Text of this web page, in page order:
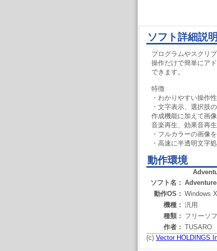
ソフト詳細説明
プログラムやスクリ
操作だけで簡単にア
できます。
特徴
・わかりやすい操作性
・文字表示、選択肢
作成機能に加えて画像
音楽再生、効果音再
・フルカラーの画像
・高速に半透明文字
動作環境
ソフト名：
動作OS： Windows
機種： 汎用
種類： フリーソ
作者： TUSARO
(c) Vector HOLDINGS